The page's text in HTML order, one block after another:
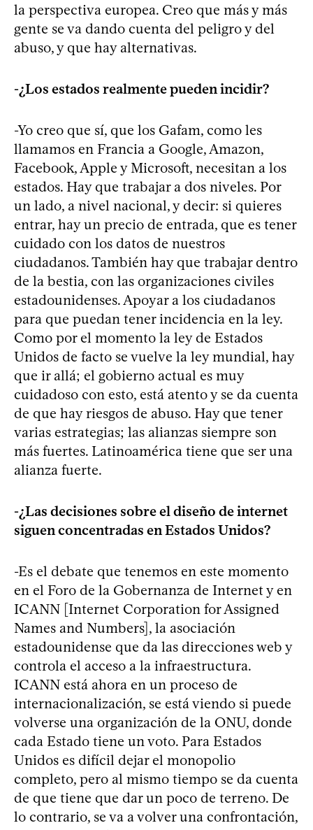
la perspectiva europea. Creo que más y más
gente se va dando cuenta del peligro y del
abuso, y que hay alternativas.
-¿Los estados realmente pueden incidir?
-Yo creo que sí, que los Gafam, como les
llamamos en Francia a Google, Amazon,
Facebook, Apple y Microsoft, necesitan a los
estados. Hay que trabajar a dos niveles. Por
un lado, a nivel nacional, y decir: si quieres
entrar, hay un precio de entrada, que es tener
cuidado con los datos de nuestros
ciudadanos. También hay que trabajar dentro
de la bestia, con las organizaciones civiles
estadounidenses. Apoyar a los ciudadanos
para que puedan tener incidencia en la ley.
Como por el momento la ley de Estados
Unidos de facto se vuelve la ley mundial, hay
que ir allá; el gobierno actual es muy
cuidadoso con esto, está atento y se da cuenta
de que hay riesgos de abuso. Hay que tener
varias estrategias; las alianzas siempre son
más fuertes. Latinoamérica tiene que ser una
alianza fuerte.
-¿Las decisiones sobre el diseño de internet
siguen concentradas en Estados Unidos?
-Es el debate que tenemos en este momento
en el Foro de la Gobernanza de Internet y en
ICANN [Internet Corporation for Assigned
Names and Numbers], la asociación
estadounidense que da las direcciones web y
controla el acceso a la infraestructura.
ICANN está ahora en un proceso de
internacionalización, se está viendo si puede
volverse una organización de la ONU, donde
cada Estado tiene un voto. Para Estados
Unidos es difícil dejar el monopolio
completo, pero al mismo tiempo se da cuenta
de que tiene que dar un poco de terreno. De
lo contrario, se va a volver una confrontación,